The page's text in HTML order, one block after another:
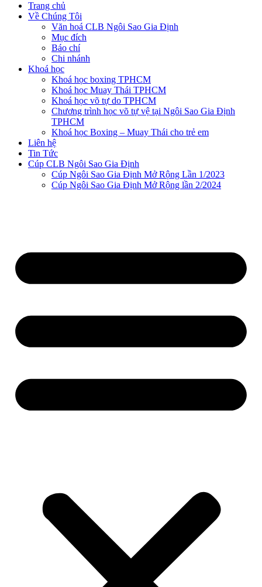
Trang chủ
Về Chúng Tôi
Văn hoá CLB Ngôi Sao Gia Định
Mục đích
Báo chí
Chi nhánh
Khoá học
Khoá học boxing TPHCM
Khoá học Muay Thái TPHCM
Khoá học võ tự do TPHCM
Chương trình học võ tự vệ tại Ngôi Sao Gia Định
TPHCM
Khoá học Boxing – Muay Thái cho trẻ em
Liên hệ
Tin Tức
Cúp CLB Ngôi Sao Gia Định
Cúp Ngôi Sao Gia Định Mở Rộng Lần 1/2023
Cúp Ngôi Sao Gia Định Mở Rộng lần 2/2024